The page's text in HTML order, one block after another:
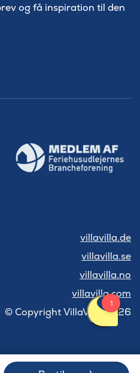
og få inspiration til den
villavilla.de
villavilla.se
villavilla.no
villavilla.com
© Copyright VillaVilla 2026